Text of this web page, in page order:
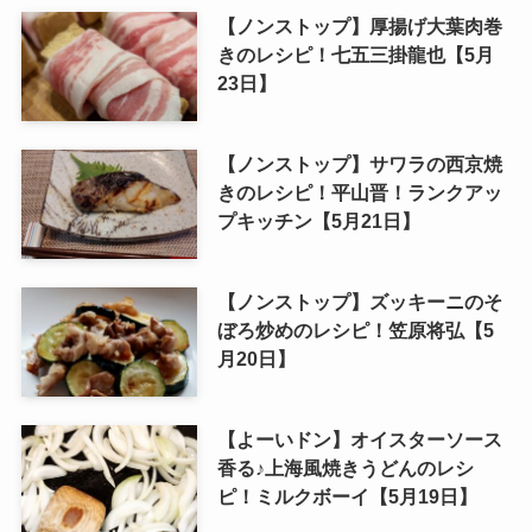
【ノンストップ】厚揚げ大葉肉巻
きのレシピ！七五三掛龍也【5月
23日】
【ノンストップ】サワラの西京焼
きのレシピ！平山晋！ランクアッ
プキッチン【5月21日】
【ノンストップ】ズッキーニのそ
ぼろ炒めのレシピ！笠原将弘【5
月20日】
【よーいドン】オイスターソース
香る♪上海風焼きうどんのレシ
ピ！ミルクボーイ【5月19日】